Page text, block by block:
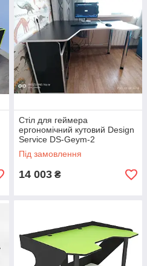
Стіл для геймера
ергономічний кутовий Design
Service DS-Geym-2
Під замовлення
14 003 ₴